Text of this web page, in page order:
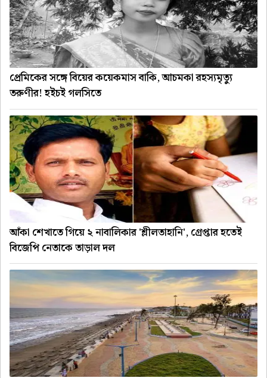
প্রেমিকের সঙ্গে বিয়ের কয়েকমাস বাকি, আচমকা রহস্যমৃত্যু
তরুণীর! হইচই গলসিতে
আঁকা শেখাতে গিয়ে ২ নাবালিকার 'শ্লীলতাহানি', গ্রেপ্তার হতেই
বিজেপি নেতাকে তাড়াল দল